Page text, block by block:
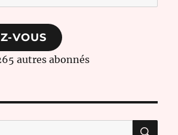
VOUS
autres abonnés